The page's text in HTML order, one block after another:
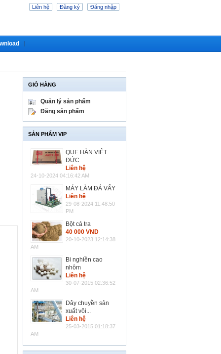
Liên hệ Đăng ký Đăng nhập
GIỎ HÀNG
Quản lý sản phẩm
Đăng sản phẩm
SẢN PHẨM VIP
QUE HÀN VIỆT
ĐỨC
Liên hệ
24-10-2024 04:16:42 AM
MÁY LÀM ĐÁ VẨY
Liên hệ
29-08-2024 11:48:50
PM
Bột cá tra
40 000 VND
20-10-2023 12:14:38
AM
Bi nghiền cao
nhôm
Liên hệ
30-07-2015 02:36:52
AM
Dây chuyền sản
xuất vôi...
Liên hệ
25-03-2015 01:18:37
AM